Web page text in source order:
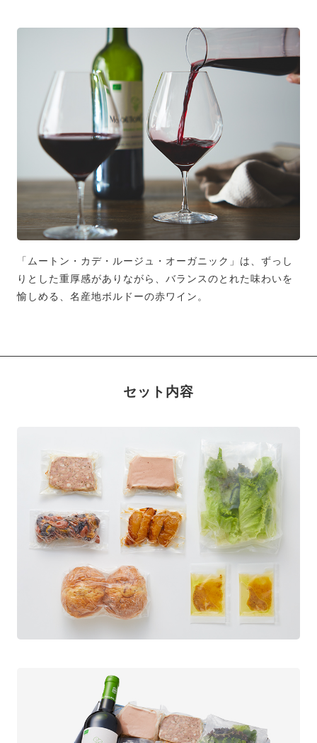
「ムートン・カデ・ルージュ・オーガニック」は、ずっし
りとした重厚感がありながら、バランスのとれた味わいを
愉しめる、名産地ボルドーの赤ワイン。
セット内容